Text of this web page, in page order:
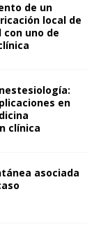
de un
local de
uno de
en
clínica
asociada